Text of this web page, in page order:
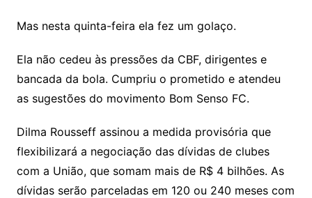
Mas nesta quinta-feira ela fez um golaço.
Ela não cedeu às pressões da CBF, dirigentes e
bancada da bola. Cumpriu o prometido e atendeu
as sugestões do movimento Bom Senso FC.
Dilma Rousseff assinou a medida provisória que
flexibilizará a negociação das dívidas de clubes
com a União, que somam mais de R$ 4 bilhões. As
dívidas serão parceladas em 120 ou 240 meses com